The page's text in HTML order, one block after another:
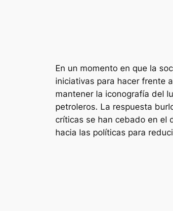
En un momento en que la
iniciativas para hacer frente
mantener la iconografía del
petroleros. La respuesta
críticas se han cebado en el
hacia las políticas para